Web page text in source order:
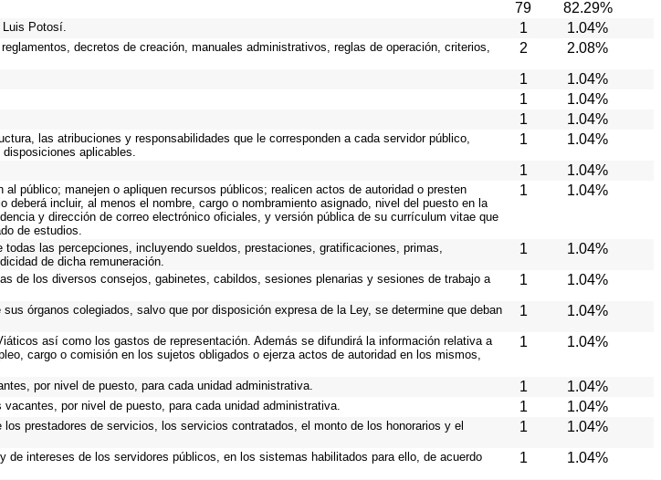
79 82.29%
Potosí. 1 1.04%
decretos de creación, manuales administrativos, reglas de operación, criterios,
2 2.08%
1 1.04%
1 1.04%
1 1.04%
las atribuciones y responsabilidades que le corresponden a cada servidor público,
aplicables.
1 1.04%
1 1.04%
público; manejen o apliquen recursos públicos; realicen actos de autoridad o presten
incluir, al menos el nombre, cargo o nombramiento asignado, nivel del puesto en la
y dirección de correo electrónico oficiales, y versión pública de su currículum vitae que
de estudios.
1 1.04%
las percepciones, incluyendo sueldos, prestaciones, gratificaciones, primas,
de dicha remuneración.
1 1.04%
de los diversos consejos, gabinetes, cabildos, sesiones plenarias y sesiones de trabajo a
1 1.04%
órganos colegiados, salvo que por disposición expresa de la Ley, se determine que deban
1 1.04%
así como los gastos de representación. Además se difundirá la información relativa a
cargo o comisión en los sujetos obligados o ejerza actos de autoridad en los mismos,
1 1.04%
por nivel de puesto, para cada unidad administrativa. 1 1.04%
por nivel de puesto, para cada unidad administrativa. 1 1.04%
prestadores de servicios, los servicios contratados, el monto de los honorarios y el
1 1.04%
intereses de los servidores públicos, en los sistemas habilitados para ello, de acuerdo
1 1.04%